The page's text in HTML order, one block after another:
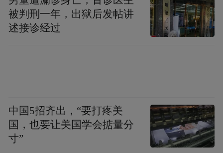
标任务，加强统筹整合。各板块要承担起文
化产业发展的主要责任，围绕产业发展目
标，加快推动各项工作落实。统计部门要加
加强文化产业政策的研究和落地落实，借鉴
先进地区好经验好做法，为文化产业发展营
造良好环境。
被判刑一年，出狱后发帖讲
述接诊经过
中国5招齐出，“要打疼美
国，也要让美国学会掂量分
寸”